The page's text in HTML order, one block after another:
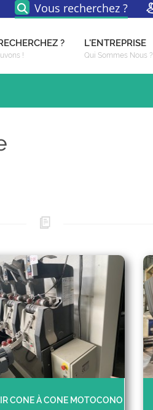
Vous recherchez ?
?
!
L'ENTREPRISE
Qui Sommes Nous ?
CONE À CONE MOTOCONO